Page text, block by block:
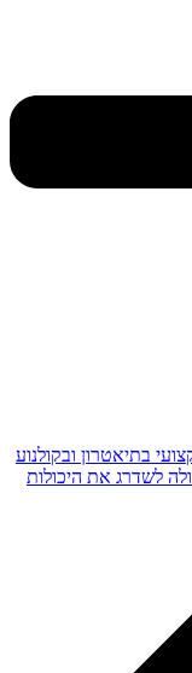
בתיאטרון ובקולנוע
לשדרג את היכולות